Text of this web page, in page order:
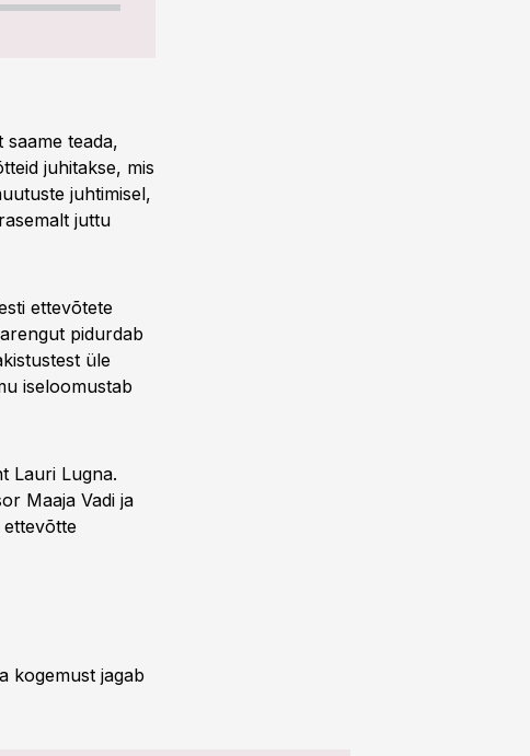
saame teada,
juhitakse, mis
juhtimisel,
juttu
ettevõtete
pidurdab
üle
iseloomustab
Lauri Lugna.
Maaja Vadi ja
kogemust jagab